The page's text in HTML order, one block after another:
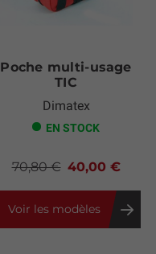
Poche multi-usage
TIC
Dimatex
EN STOCK
40,00 €
70,80 €
Voir les modèles